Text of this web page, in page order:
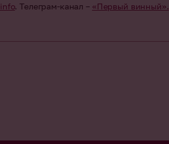
info. Телеграм-канал – «Первый винный».